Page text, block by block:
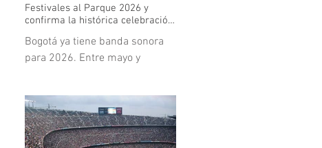
Festivales al Parque 2026 y
confirma la histórica celebración
Bogotá ya tiene banda sonora
para 2026. Entre mayo y
para recibir una nueva edición
de los Festivales al Parque,
política cultural que se